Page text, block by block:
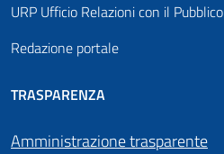
URP Ufficio Relazioni con il Pubblico
Redazione portale
TRASPARENZA
Amministrazione trasparente